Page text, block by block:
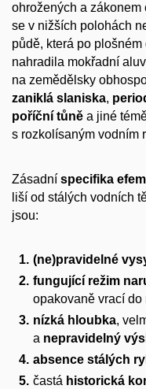
ohrožených a zákonem
se v nižších polohách
půdě, která po
nahradila mokřadní
na zemědělsky
zaniklá slaniska,
poříční tůně a jiné
s rozkolísaným vodním
Zásadní specifika
liší od stálých vodních
jsou:
(ne)pravidelné
fungující režim
opakovaně vrací
nízká hloubka,
a nepravidelný
absence stálých
častá historická